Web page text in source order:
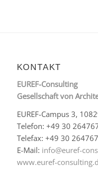
KONTAKT
EUREF-Consulting
Gesellschaft von
EUREF-Campus 3,
Telefon: +49 30
Telefax: +49 30
E-Mail: info@euref-
www.euref-